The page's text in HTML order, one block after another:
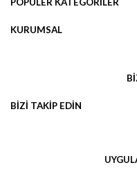
KURUMSAL
BİZİ TAKİP EDİN